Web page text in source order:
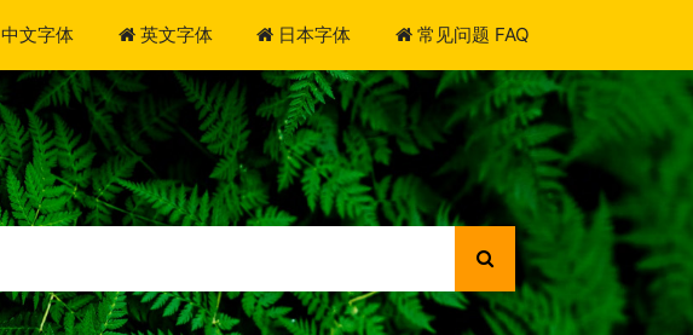
中文字体 英文字体 日本字体 常见问题 FAQ